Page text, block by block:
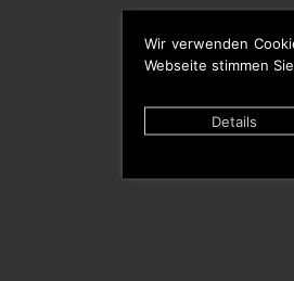
Wir verwenden
Webseite stimmen
Details